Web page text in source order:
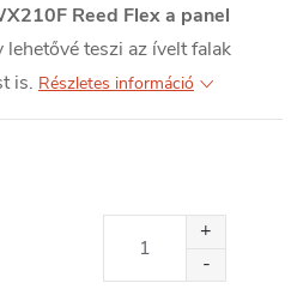
Reed Flex a panel
lehetővé teszi az ívelt falak
is. Részletes információ